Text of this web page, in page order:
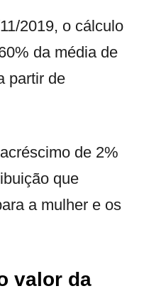
2019, o cálculo
da média de
partir de
de 2%
que
a mulher e os
valor da